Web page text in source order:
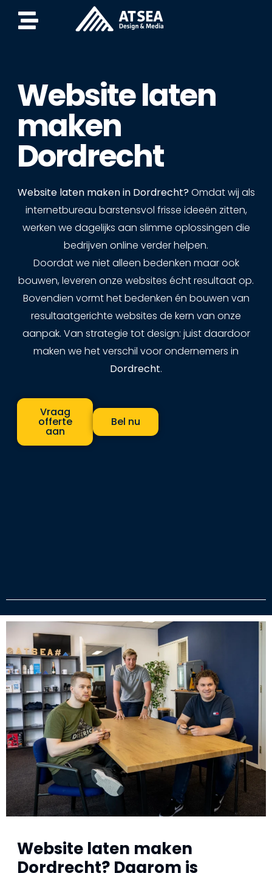
Website laten
maken
Dordrecht
Website laten maken in Dordrecht?Omdat wij als
internetbureau barstensvol frisse ideeën zitten,
werken we dagelijks aan slimme oplossingen die
bedrijven online verder helpen.
Doordat we niet alleen bedenken maar ook
bouwen, leveren onze websites écht resultaat op.
Bovendien vormt het bedenken én bouwen van
resultaatgerichte websites de kern van onze
aanpak. Van strategie tot design: juist daardoor
maken we het verschil voor ondernemers in
Dordrecht.
Vraag
offerte
aan
Bel nu
Website laten maken
Dordrecht? Daarom is